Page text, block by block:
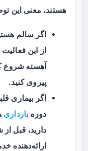
هستند، معنی این
اگر سالم
از این
آهسته شروع
پیروی کنید.
اگر بیماری
دوره بارداری
دارید، قبل
ارائه‌دهنده